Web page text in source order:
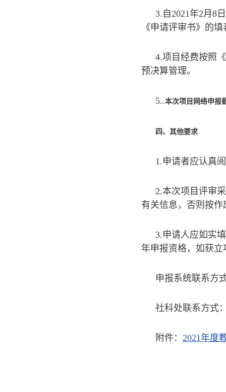
3.自2021年2月8
《申请评审书》的
4.项目经费按照
预决算管理。
5..本次项目网络申报
四、其他要求
1.申请者应认真
2.本次项目评审
有关信息，否则按作
3.申请人应如实
年申报资格，如获
申报系统联系方
社科处联系方式
附件： 2021年度